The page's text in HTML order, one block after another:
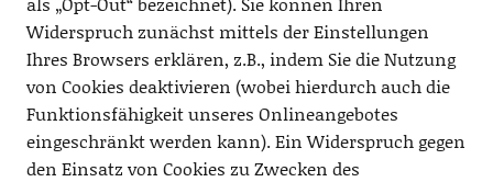
Widerspruch zunächst mittels der Einstellungen
Ihres Browsers erklären, z.B., indem Sie die Nutzung
von Cookies deaktivieren (wobei hierdurch auch die
Funktionsfähigkeit unseres Onlineangebotes
eingeschränkt werden kann). Ein Widerspruch gegen
den Einsatz von Cookies zu Zwecken des